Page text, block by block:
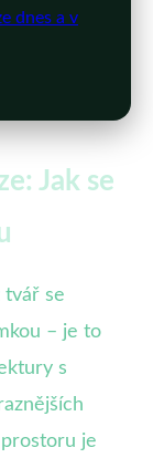
dnes a v
Jak se
tvář se
– je to
s
je